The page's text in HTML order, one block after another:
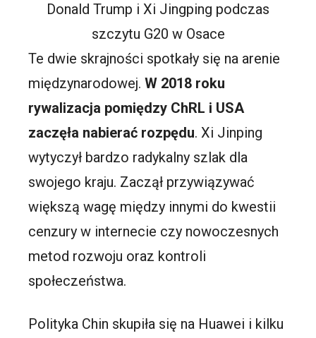
Donald Trump i Xi Jingping podczas
szczytu G20 w Osace
Te dwie skrajności spotkały się na arenie
międzynarodowej.W 2018 roku
rywalizacja pomiędzy ChRL i USA
zaczęła nabierać rozpędu. Xi Jinping
wytyczył bardzo radykalny szlak dla
swojego kraju. Zaczął przywiązywać
większą wagę między innymi do kwestii
cenzury w internecie czy nowoczesnych
metod rozwoju oraz kontroli
społeczeństwa.
Polityka Chin skupiła się na Huawei i kilku